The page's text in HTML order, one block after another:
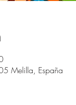
Melilla, España